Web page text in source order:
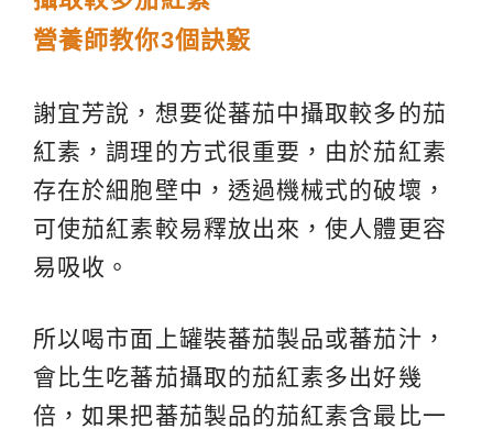
營養師教你3個訣竅
謝宜芳說，想要從蕃茄中攝取較多的茄
紅素，調理的方式很重要，由於茄紅素
存在於細胞壁中，透過機械式的破壞，
可使茄紅素較易釋放出來，使人體更容
易吸收。
所以喝市面上罐裝蕃茄製品或蕃茄汁，
會比生吃蕃茄攝取的茄紅素多出好幾
倍，如果把蕃茄製品的茄紅素含最比一